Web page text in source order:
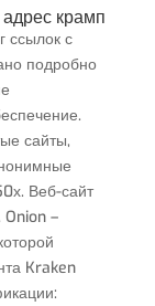
крамп
ссылок с
подробно
сайты,
Веб-сайт
–
Kraken